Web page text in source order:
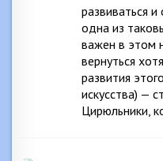
развиваться
одна из
важен в этом
вернуться
развития
искусства) —
Цирюльники,